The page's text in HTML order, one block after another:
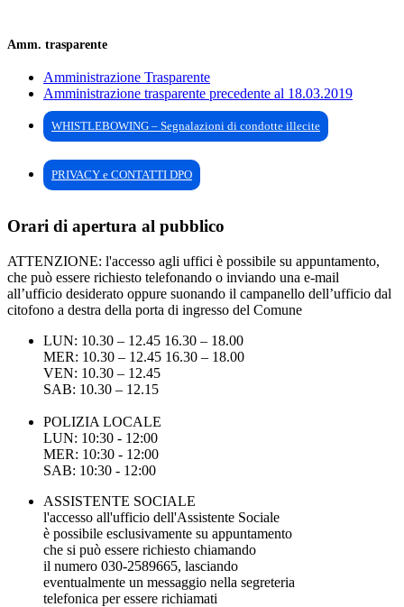
Amm. trasparente
Amministrazione Trasparente
Amministrazione trasparente precedente al 18.03.2019
WHISTLEBOWING – Segnalazioni di condotte illecite
PRIVACY e CONTATTI DPO
Orari di apertura al pubblico
ATTENZIONE: l'accesso agli uffici è possibile su appuntamento,
che può essere richiesto telefonando o inviando una e-mail
all’ufficio desiderato oppure suonando il campanello dell’ufficio dal
citofono a destra della porta di ingresso del Comune
LUN: 10.30 – 12.45 16.30 – 18.00
MER: 10.30 – 12.45 16.30 – 18.00
VEN: 10.30 – 12.45
SAB: 10.30 – 12.15
POLIZIA LOCALE
LUN: 10:30 - 12:00
MER: 10:30 - 12:00
SAB: 10:30 - 12:00
ASSISTENTE SOCIALE
l'accesso all'ufficio dell'Assistente Sociale
è possibile esclusivamente su appuntamento
che si può essere richiesto chiamando
il numero 030-2589665, lasciando
eventualmente un messaggio nella segreteria
telefonica per essere richiamati